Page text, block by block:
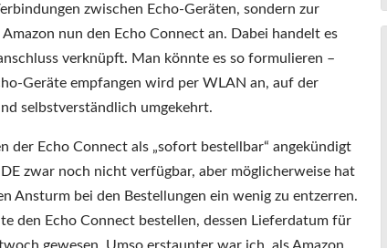
zwischen Echo-Geräten, sondern zur
nun den Echo Connect an. Dabei handelt es
verknüpft. Man könnte es so formulieren –
Geräte empfangen wird per WLAN an, auf der
selbstverständlich umgekehrt.
der Echo Connect als „sofort bestellbar“ angekündigt
zwar noch nicht verfügbar, aber möglicherweise hat
Ansturm bei den Bestellungen ein wenig zu entzerren.
den Echo Connect bestellen, dessen Lieferdatum für